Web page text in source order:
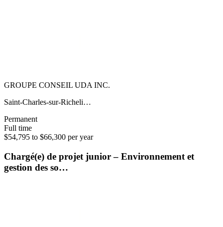
GROUPE CONSEIL UDA INC.
Saint-Charles-sur-Richeli…
Permanent
Full time
$54,795 to $66,300 per year
Chargé(e) de projet junior – Environnement et
gestion des so…